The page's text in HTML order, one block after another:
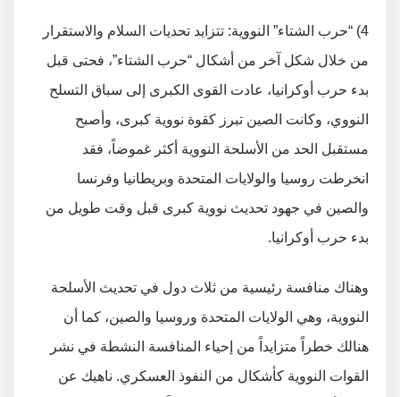
4) “حرب الشتاء” النووية: تتزايد تحديات السلام والاستقرار
من خلال شكل آخر من أشكال “حرب الشتاء”، فحتى قبل
بدء حرب أوكرانيا، عادت القوى الكبرى إلى سباق التسلح
النووي، وكانت الصين تبرز كقوة نووية كبرى، وأصبح
مستقبل الحد من الأسلحة النووية أكثر غموضاً، فقد
انخرطت روسيا والولايات المتحدة وبريطانيا وفرنسا
والصين في جهود تحديث نووية كبرى قبل وقت طويل من
بدء حرب أوكرانيا.
وهناك منافسة رئيسية من ثلاث دول في تحديث الأسلحة
النووية، وهي الولايات المتحدة وروسيا والصين، كما أن
هنالك خطراً متزايداً من إحياء المنافسة النشطة في نشر
القوات النووية كأشكال من النفوذ العسكري. ناهيك عن